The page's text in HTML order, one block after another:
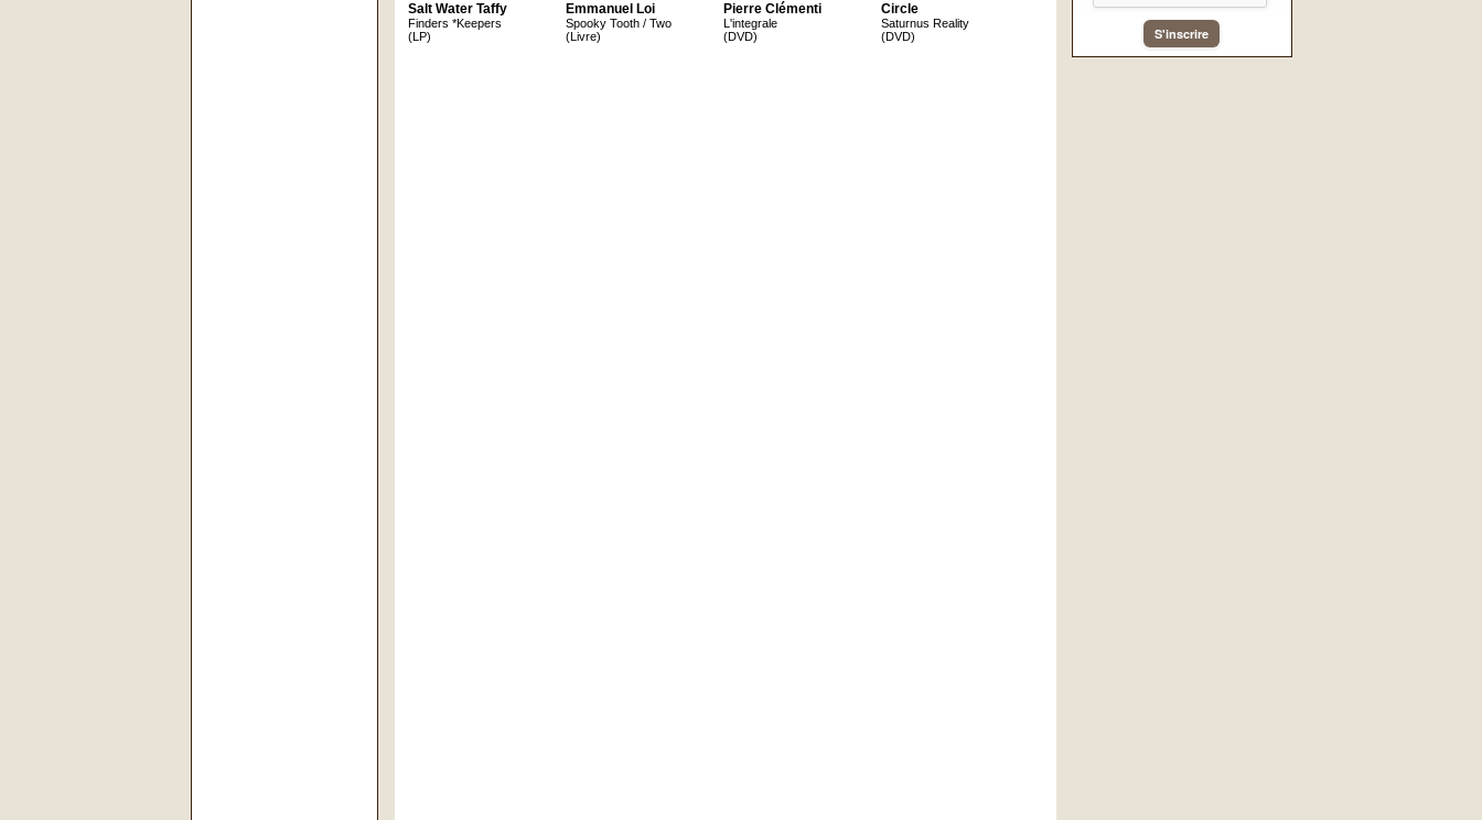
S'inscrire
Salt Water Taffy
Finders *Keepers
(LP)
Emmanuel Loi
Spooky Tooth / Two
(Livre)
Pierre Clémenti
L'integrale
(DVD)
Circle
Saturnus Reality
(DVD)